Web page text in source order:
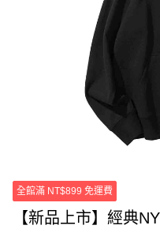
全館滿 NT$899 免運費
【新品上市】經典